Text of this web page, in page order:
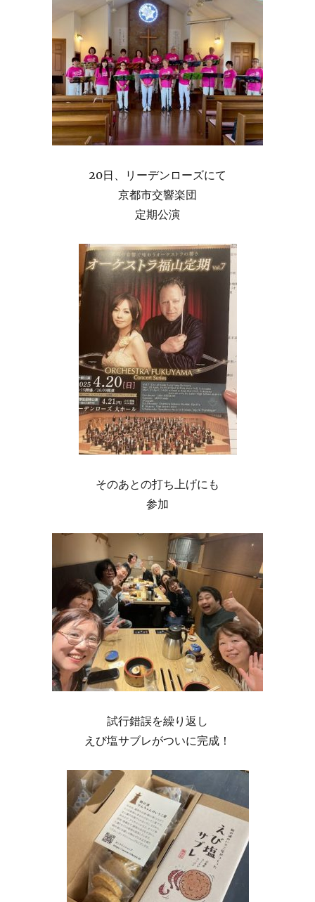
20日、リーデンローズにて
京都市交響楽団
定期公演
そのあとの打ち上げにも
参加
試行錯誤を繰り返し
えび塩サブレがついに完成！